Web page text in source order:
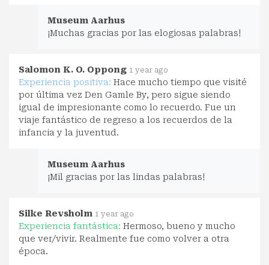
Museum Aarhus
¡Muchas gracias por las elogiosas palabras!
Salomon K. O. Oppong 1 year ago
Experiencia positiva: Hace mucho tiempo que visité
por última vez Den Gamle By, pero sigue siendo
igual de impresionante como lo recuerdo. Fue un
viaje fantástico de regreso a los recuerdos de la
infancia y la juventud.
Museum Aarhus
¡Mil gracias por las lindas palabras!
Silke Revsholm 1 year ago
Experiencia fantástica: Hermoso, bueno y mucho
que ver/vivir. Realmente fue como volver a otra
época.